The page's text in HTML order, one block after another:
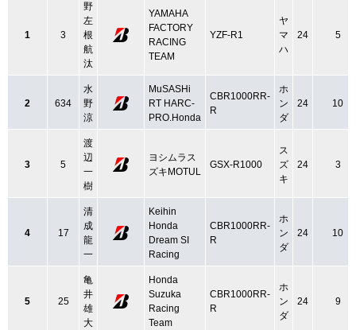
1 3
野
左
根
航
汰
YAMAHA
FACTORY
RACING
TEAM
YZF-R1
ヤ
マ
ハ
24 5
2 634
水
野
涼
MuSASHi
RT HARC-
PRO.Honda
CBR1000RR-
R
ホ
ン
ダ
24 10
3 5
渡
辺
一
樹
ヨシムラス
ズキMOTUL
GSX-R1000
ス
ズ
キ
24 3
4 17
清
成
龍
一
Keihin
Honda
Dream SI
Racing
CBR1000RR-
R
ホ
ン
ダ
24 10
5 25
亀
井
雄
大
Honda
Suzuka
Racing
Team
CBR1000RR-
R
ホ
ン
ダ
24 9